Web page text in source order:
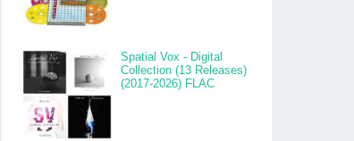
Spatial Vox - Digital
Collection (13 Releases)
(2017-2026) FLAC